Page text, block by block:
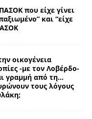
που είχε γίνει
και “είχε
οικογένεια
-με τον Λοβέρδο-
γραμμή από τη…
τους λόγους